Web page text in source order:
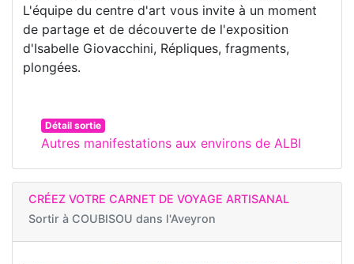
L'équipe du centre d'art vous invite à un moment
de partage et de découverte de l'exposition
d'Isabelle Giovacchini, Répliques, fragments,
plongées.
Détail sortie
Autres manifestations aux environs de ALBI
CRÉEZ VOTRE CARNET DE VOYAGE ARTISANAL
Sortir à COUBISOU dans l'Aveyron